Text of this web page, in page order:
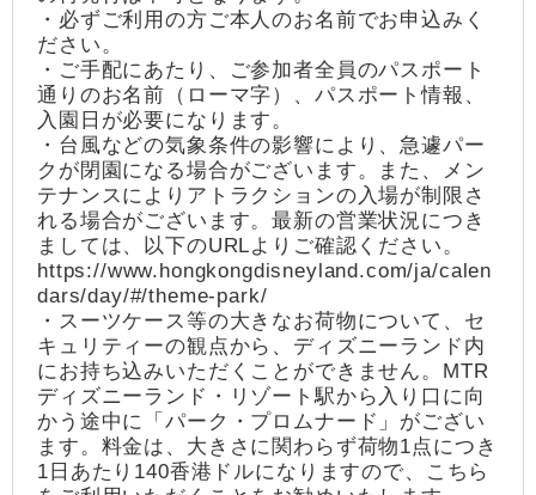
・必ずご利用の方ご本人のお名前でお申込みく
ださい。
・ご手配にあたり、ご参加者全員のパスポート
通りのお名前（ローマ字）、パスポート情報、
入園日が必要になります。
・台風などの気象条件の影響により、急遽パー
クが閉園になる場合がございます。また、メン
テナンスによりアトラクションの入場が制限さ
れる場合がございます。最新の営業状況につき
ましては、以下のURLよりご確認ください。
https://www.hongkongdisneyland.com/ja/calen
dars/day/#/theme-park/
・スーツケース等の大きなお荷物について、セ
キュリティーの観点から、ディズニーランド内
にお持ち込みいただくことができません。MTR
ディズニーランド・リゾート駅から入り口に向
かう途中に「パーク・プロムナード」がござい
ます。料金は、大きさに関わらず荷物1点につき
1日あたり140香港ドルになりますので、こちら